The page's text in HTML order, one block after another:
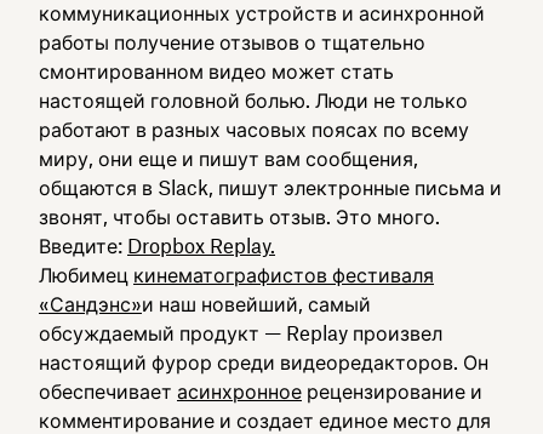
коммуникационных устройств и асинхронной
работы получение отзывов о тщательно
смонтированном видео может стать
настоящей головной болью. Люди не только
работают в разных часовых поясах по всему
миру, они еще и пишут вам сообщения,
общаются в Slack, пишут электронные письма и
звонят, чтобы оставить отзыв. Это много.
Введите: Dropbox Replay.
Любимец кинематографистов фестиваля
«Сандэнс»и наш новейший, самый
обсуждаемый продукт — Replay произвел
настоящий фурор среди видеоредакторов. Он
обеспечивает асинхронное рецензирование и
комментирование и создает единое место для